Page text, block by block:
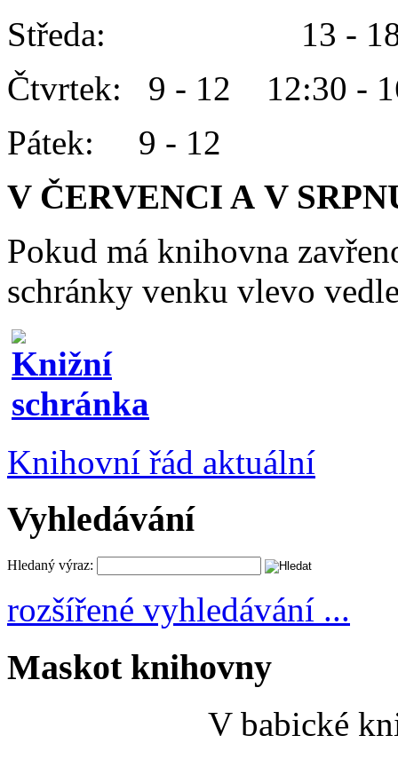
Středa: 13 -
Čtvrtek: 9 - 12 12:30 -
Pátek: 9 - 12
V ČERVENCI A V
Pokud má knihovna
schránky venku vlevo
Knihovní řád aktuální
Vyhledávání
Hledaný výraz:
rozšířené vyhledávání ...
Maskot knihovny
V babické